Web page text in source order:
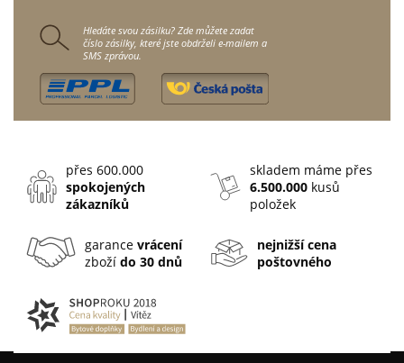
Hledáte svou zásilku? Zde můžete zadat
číslo zásilky, které jste obdrželi e-mailem a
SMS zprávou.
přes 600.000
spokojených
zákazníků
skladem máme přes
6.500.000 kusů
položek
garancevrácení
zbožído 30 dnů
nejnižší cena
poštovného